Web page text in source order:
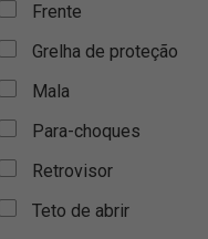
Frente
Grelha de proteção
Mala
Para-choques
Retrovisor
Teto de abrir